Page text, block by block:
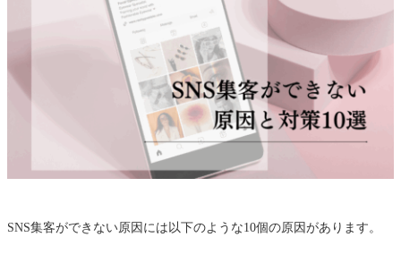
SNS集客ができない原因には以下のような10個の原因があります。